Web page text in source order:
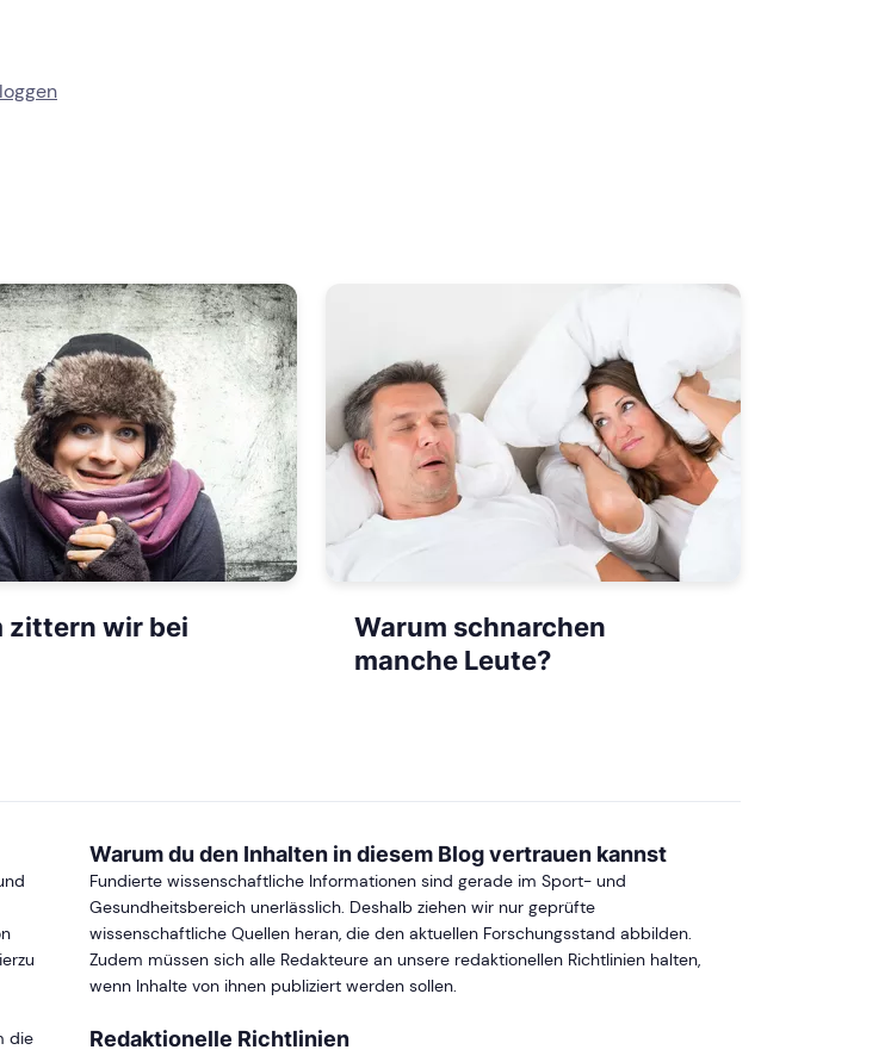
zittern wir bei
Warum schnarchen
manche Leute?
die
Warum du den Inhalten in diesem Blog vertrauen kannst
Fundierte wissenschaftliche Informationen sind gerade im Sport- und
Gesundheitsbereich unerlässlich. Deshalb ziehen wir nur geprüfte
wissenschaftliche Quellen heran, die den aktuellen Forschungsstand abbilden.
Zudem müssen sich alle Redakteure an unsere redaktionellen Richtlinien halten,
wenn Inhalte von ihnen publiziert werden sollen.
Redaktionelle Richtlinien